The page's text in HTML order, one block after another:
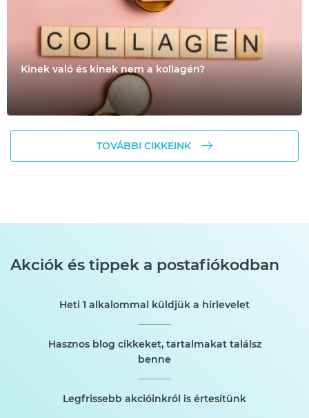
Kinek való és kinek nem a kollagén?
TOVÁBBI CIKKEINK
Akciók és tippek a postafiókodban
Heti 1 alkalommal küldjük a hírlevelet
Hasznos blog cikkeket, tartalmakat találsz
benne
Legfrissebb akcióinkról is értesítünk